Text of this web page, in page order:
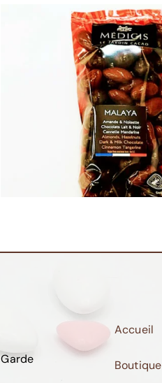
Accueil
Boutique